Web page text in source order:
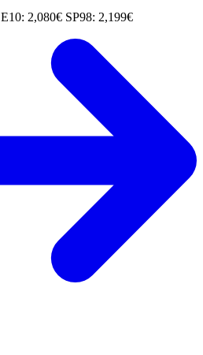
E10: 2,080€ SP98: 2,199€